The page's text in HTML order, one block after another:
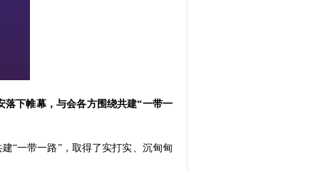
下帷幕，与会各方围绕共建“一带一
“一带一路”，取得了实打实、沉甸甸